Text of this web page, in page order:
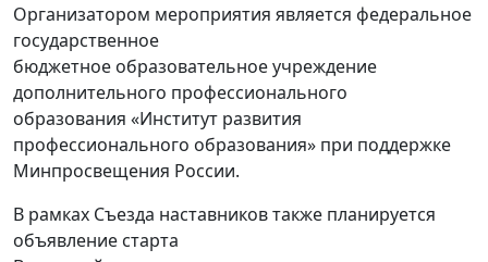
Организатором мероприятия является федеральное
государственное
бюджетное образовательное учреждение
дополнительного профессионального
образования «Институт развития
профессионального образования» при поддержке
Минпросвещения России.
В рамках Съезда наставников также планируется
объявление старта